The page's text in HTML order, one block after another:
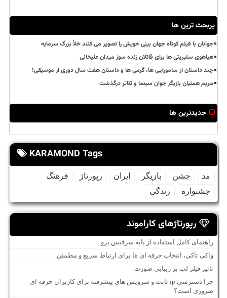
پربحث ترین ها
جوانان با فیلم کوتاه جهان بینی خویش را تصویر می کنند خلأ بزرگ سرمایه
هیاهوی سلبریتی ها برای قاتلان زنده سوز میدان علیخانی
چند داستان از سامورایی ها، گرمی ها و داستان هفت سال دوری از موسیقی!
مریم همتیان بازیگر جوان سینما و تئاتر درگذشت
جدیدترین ها
KARAMOND Tags
مد جشن بازیگر ایران رپورتاژ
فرهنگ
جشنواره
زندگی
رپورتاژهای کاراموند
راهنمای کامل استفاده از پایه سرفیس پرو
واکی تاکی، انتخاب حرفه ای ها برای ارتباط سریع و مطمئن
تاثیر فیلر لب بر زیبایی صورت
چرا دسترسی ip ثابت و سرویس های پیشرفته برای کاربران حرفه ای
ضروری است؟